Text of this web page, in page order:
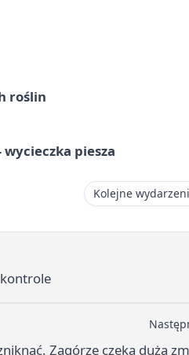
roślin
wycieczka piesza
Kolejne
Zagórze czeka duża